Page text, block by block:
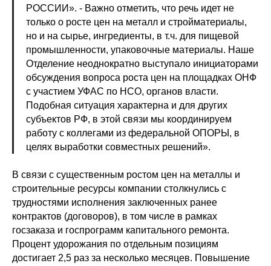
РОССИИ». - Важно отметить, что речь идет не
только о росте цен на металл и стройматериалы,
но и на сырье, ингредиенты, в т.ч. для пищевой
промышленности, упаковочные материалы. Наше
Отделение неоднократно выступало инициаторами
обсуждения вопроса роста цен на площадках ОНФ
с участием УФАС по НСО, органов власти.
Подобная ситуация характерна и для других
субъектов РФ, в этой связи мы координируем
работу с коллегами из федеральной ОПОРЫ, в
целях выработки совместных решений».
В связи с существенным ростом цен на металлы и
строительные ресурсы компании столкнулись с
трудностями исполнения заключенных ранее
контрактов (договоров), в том числе в рамках
госзаказа и госпрограмм капитального ремонта.
Процент удорожания по отдельным позициям
достигает 2,5 раз за несколько месяцев. Повышение